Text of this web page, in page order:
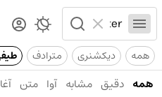
همه دیکشنری مترادف
همه دقیق مشابه آوا متن